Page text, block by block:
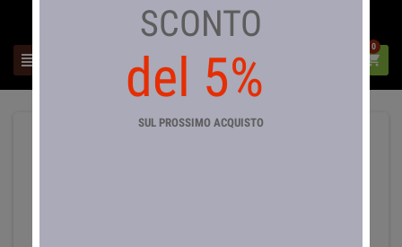
 
0
SCONTO
del 5%
SUL PROSSIMO ACQUISTO